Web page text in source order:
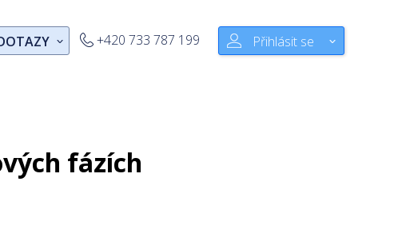
+420 733 787 199 Přihlásit se
fázích